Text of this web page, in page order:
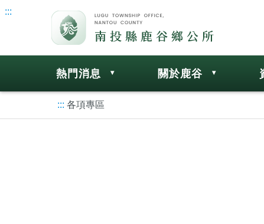
:::
熱門消息 關於鹿谷
::: 各項專區